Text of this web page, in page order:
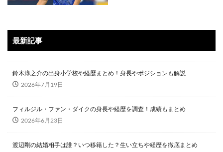
最新記事
鈴木淳之介の出身小学校や経歴まとめ！身長やポジションも解説
2026年7月19日
フィルジル・ファン・ダイクの身長や経歴を調査！成績もまとめ
2026年6月23日
渡辺剛の結婚相手は誰？いつ移籍した？生い立ちや経歴を徹底まとめ